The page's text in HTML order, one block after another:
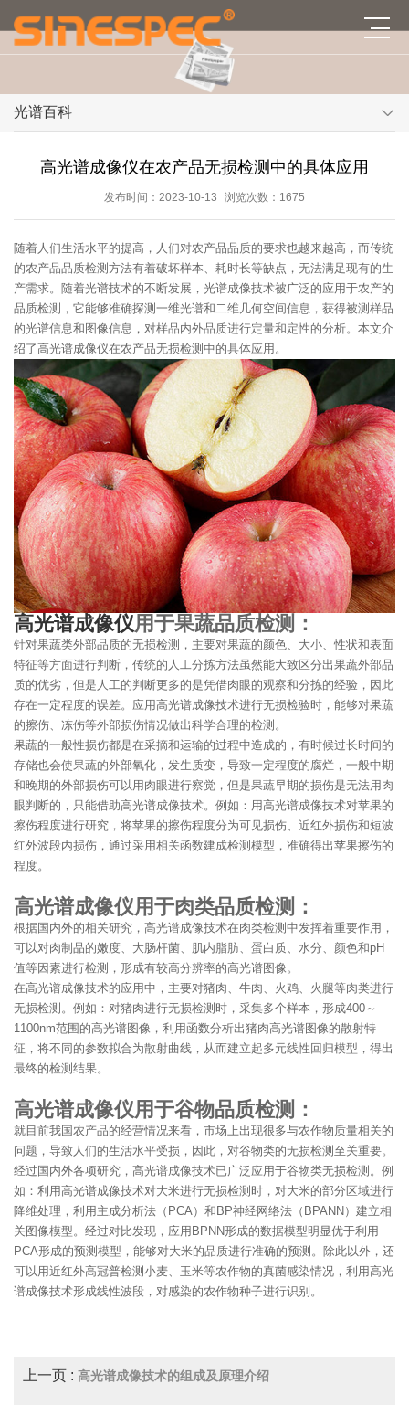
光谱百科
高光谱成像仪在农产品无损检测中的具体应用
发布时间：2023-10-13 浏览次数：1675
随着人们生活水平的提高，人们对农产品品质的要求也越来越高，而传统
的农产品品质检测方法有着破坏样本、耗时长等缺点，无法满足现有的生
产需求。随着光谱技术的不断发展，光谱成像技术被广泛的应用于农产的
品质检测，它能够准确探测一维光谱和二维几何空间信息，获得被测样品
的光谱信息和图像信息，对样品内外品质进行定量和定性的分析。本文介
绍了高光谱成像仪在农产品无损检测中的具体应用。
高光谱成像仪用于果蔬品质检测：
针对果蔬类外部品质的无损检测，主要对果蔬的颜色、大小、性状和表面
特征等方面进行判断，传统的人工分拣方法虽然能大致区分出果蔬外部品
质的优劣，但是人工的判断更多的是凭借肉眼的观察和分拣的经验，因此
存在一定程度的误差。应用高光谱成像技术进行无损检验时，能够对果蔬
的擦伤、冻伤等外部损伤情况做出科学合理的检测。
果蔬的一般性损伤都是在采摘和运输的过程中造成的，有时候过长时间的
存储也会使果蔬的外部氧化，发生质变，导致一定程度的腐烂，一般中期
和晚期的外部损伤可以用肉眼进行察觉，但是果蔬早期的损伤是无法用肉
眼判断的，只能借助高光谱成像技术。例如：用高光谱成像技术对苹果的
擦伤程度进行研究，将苹果的擦伤程度分为可见损伤、近红外损伤和短波
红外波段内损伤，通过采用相关函数建成检测模型，准确得出苹果擦伤的
程度。
高光谱成像仪用于肉类品质检测：
根据国内外的相关研究，高光谱成像技术在肉类检测中发挥着重要作用，
可以对肉制品的嫩度、大肠杆菌、肌内脂肪、蛋白质、水分、颜色和pH
值等因素进行检测，形成有较高分辨率的高光谱图像。
在高光谱成像技术的应用中，主要对猪肉、牛肉、火鸡、火腿等肉类进行
无损检测。例如：对猪肉进行无损检测时，采集多个样本，形成400～
1100nm范围的高光谱图像，利用函数分析出猪肉高光谱图像的散射特
征，将不同的参数拟合为散射曲线，从而建立起多元线性回归模型，得出
最终的检测结果。
高光谱成像仪用于谷物品质检测：
就目前我国农产品的经营情况来看，市场上出现很多与农作物质量相关的
问题，导致人们的生活水平受损，因此，对谷物类的无损检测至关重要。
经过国内外各项研究，高光谱成像技术已广泛应用于谷物类无损检测。例
如：利用高光谱成像技术对大米进行无损检测时，对大米的部分区域进行
降维处理，利用主成分析法（PCA）和BP神经网络法（BPANN）建立相
关图像模型。经过对比发现，应用BPNN形成的数据模型明显优于利用
PCA形成的预测模型，能够对大米的品质进行准确的预测。除此以外，还
可以用近红外高冠普检测小麦、玉米等农作物的真菌感染情况，利用高光
谱成像技术形成线性波段，对感染的农作物种子进行识别。
上一页 : 高光谱成像技术的组成及原理介绍